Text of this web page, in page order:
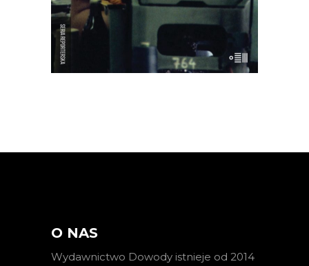
E-BOOK DO KOSZYKA
O NAS
Wydawnictwo Dowody istnieje od 2014